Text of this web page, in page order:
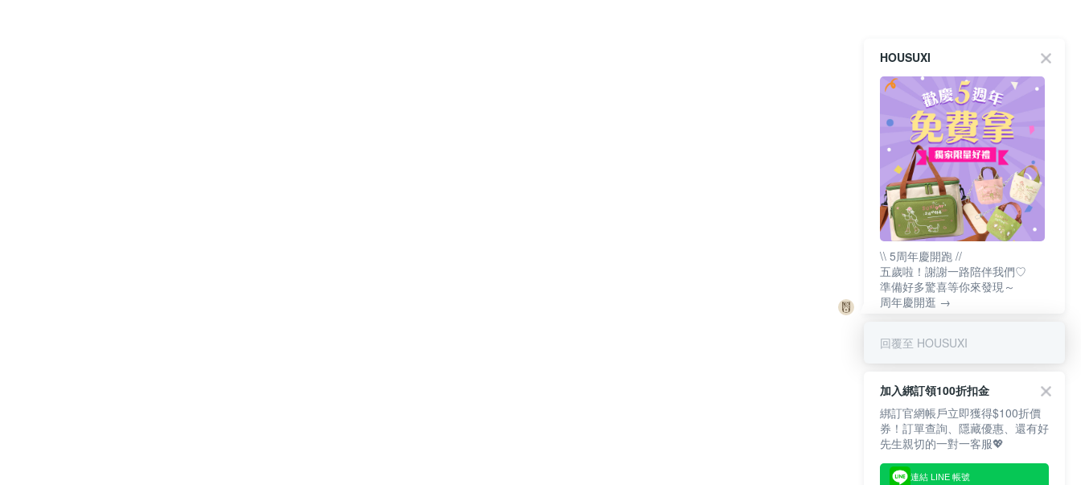
HOUSUXI
\\ 5周年慶開跑 //
五歲啦！謝謝一路陪伴我們♡
準備好多驚喜等你來發現～
周年慶開逛 →
回覆至 HOUSUXI
加入綁訂領100折扣金
綁訂官網帳戶立即獲得$100折價
券！訂單查詢、隱藏優惠、還有好
先生親切的一對一客服💖
連結 LINE 帳號